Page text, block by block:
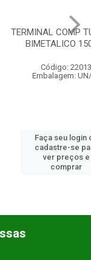
COMP TUBULAR
150MM
Código: 22013
UN/01
seu login ou
se para
ver preços e